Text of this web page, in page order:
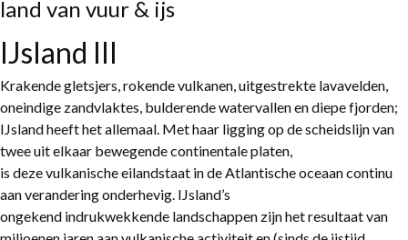
land van vuur & ijs
IJsland III
Krakende gletsjers, rokende vulkanen, uitgestrekte lavavelden,
oneindige zandvlaktes, bulderende watervallen en diepe fjorden;
IJsland heeft het allemaal. Met haar ligging op de scheidslijn van
twee uit elkaar bewegende continentale platen,
is deze vulkanische eilandstaat in de Atlantische oceaan continu
aan verandering onderhevig. IJsland’s
ongekend indrukwekkende landschappen zijn het resultaat van